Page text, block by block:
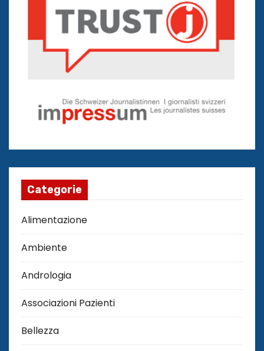
Categorie
Alimentazione
Ambiente
Andrologia
Associazioni Pazienti
Bellezza